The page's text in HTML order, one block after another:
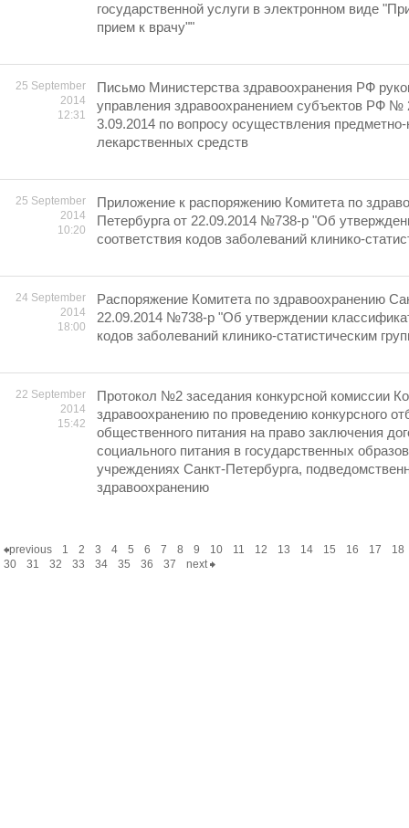
государственной услуги в электронном виде
прием к врачу""
25 September
2014
12:31
Письмо Министерства здравоохранения РФ
управления здравоохранением субъектов РФ №
3.09.2014 по вопросу осуществления предметно-
лекарственных средств
25 September
2014
10:20
Приложение к распоряжению Комитета по
Петербурга от 22.09.2014 №738-p "Об
соответствия кодов заболеваний клинико-
24 September
2014
18:00
Распоряжение Комитета по здравоохранению
22.09.2014 №738-p "Об утверждении
кодов заболеваний клинико-статистическим
22 September
2014
15:42
Протокол №2 заседания конкурсной комиссии
здравоохранению по проведению конкурсного
общественного питания на право заключения
социального питания в государственных
учреждениях Санкт-Петербурга,
здравоохранению
previous 1 2 3 4 5 6 7 8 9 10 11 12 13 14 15 16 17
18
30
31 32 33 34 35 36 37 next